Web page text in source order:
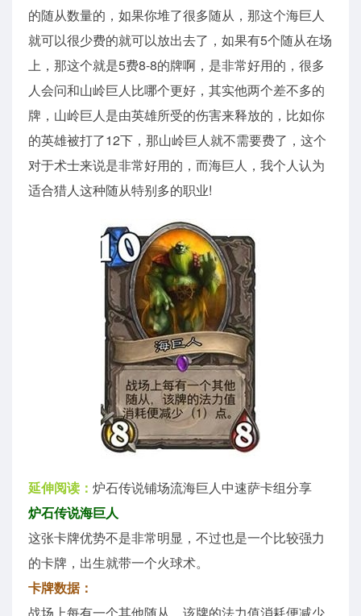
的随从数量的，如果你堆了很多随从，那这个海巨人
就可以很少费的就可以放出去了，如果有5个随从在场
上，那这个就是5费8-8的牌啊，是非常好用的，很多
人会问和山岭巨人比哪个更好，其实他两个差不多的
牌，山岭巨人是由英雄所受的伤害来释放的，比如你
的英雄被打了12下，那山岭巨人就不需要费了，这个
对于术士来说是非常好用的，而海巨人，我个人认为
适合猎人这种随从特别多的职业!
延伸阅读： 炉石传说铺场流海巨人中速萨卡组分享
炉石传说海巨人
这张卡牌优势不是非常明显，不过也是一个比较强力
的卡牌，出生就带一个火球术。
卡牌数据：